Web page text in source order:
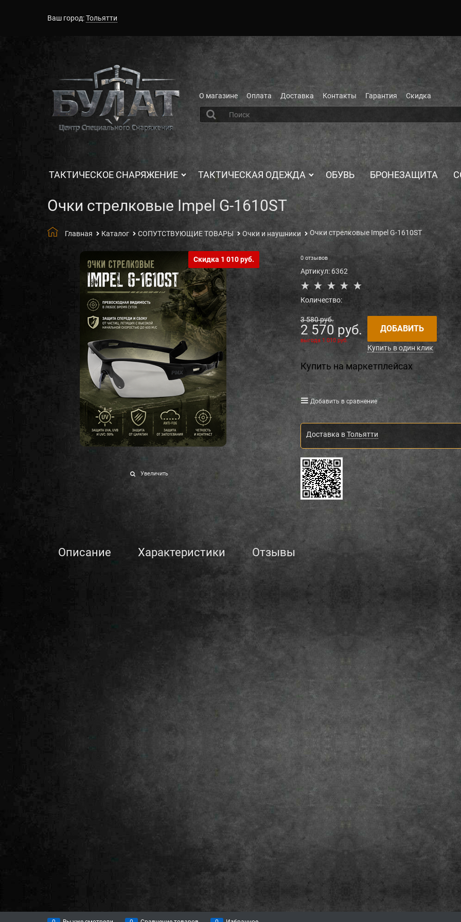
Ваш город:Тольятти
О магазине Оплата Доставка Контакты Гарантия Скидка
ТАКТИЧЕСКОЕ СНАРЯЖЕНИЕ ТАКТИЧЕСКАЯ ОДЕЖДА ОБУВЬ БРОНЕЗАЩИТА
Очки стрелковые Impel G-1610ST
Главная Каталог СОПУТСТВУЮЩИЕ ТОВАРЫ Очки и наушники Очки стрелковые Impel G-1610ST
Скидка 1 010 руб.
Увеличить
0 отзывов
Артикул: 6362
Количество:
3 580 руб.
2 570 руб.
выгода 1 010 руб.
ДОБАВИТЬ
Купить в один клик
Купить на маркетплейсах
Добавить в сравнение
Доставка вТольятти
Описание Характеристики Отзывы